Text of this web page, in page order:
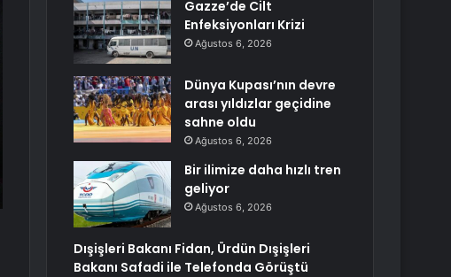
Gazze’de Cilt
Enfeksiyonları Krizi
Ağustos 6, 2026
Dünya Kupası’nın devre
arası yıldızlar geçidine
sahne oldu
Ağustos 6, 2026
Bir ilimize daha hızlı tren
geliyor
Ağustos 6, 2026
Dışişleri Bakanı Fidan, Ürdün Dışişleri
Bakanı Safadi ile Telefonda Görüştü